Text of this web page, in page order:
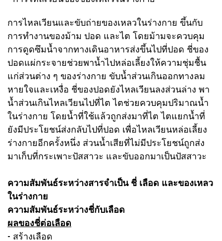
การไหลเวียนและขับถ่ายของเหลวในร่างกาย ขึ้นกับ
การทำงานของม้าม ปอด และไต โดยม้ามจะควบคุม
การดูดซึมน้ำจากทางเดินอาหารส่งขึ้นไปที่ปอด ชี่ของ
ปอดแผ่กระจายช่วยพาน้ำไปหล่อเลี้ยงให้ความชุ่มชื้น
แก่ส่วนต่าง ๆ ของร่างกาย ขับน้ำส่วนเกินออกทางลม
หายใจและเหงื่อ ชี่ของปอดยังไหลเวียนลงส่วนล่าง พา
น้ำส่วนเกินไหลเวียนไปที่ไต ไตช่วยควบคุมปริมาณน้ำ
ในร่างกาย โดยน้ำที่ใช้แล้วถูกส่งมาที่ไต ไตแยกน้ำที่
ยังมีประโยชน์ส่งกลับไปที่ปอด เพื่อไหลเวียนหล่อเลี้ยง
ร่างกายอีกครั้งหนึ่ง ส่วนน้ำเสียที่ไม่มีประโยชน์ถูกส่ง
มาเก็บที่กระเพาะปัสสาวะ และขับออกมาเป็นปัสสาวะ
ความสัมพันธ์ระหว่างสารจำเป็น ชี่ เลือด และของเหลว
ในร่างกาย
ความสัมพันธ์ระหว่างชี่กับเลือด
ผลของชี่ต่อเลือด
- สร้างเลือด